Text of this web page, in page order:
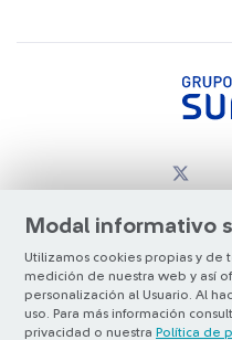
Modal informativo
Utilizamos cookies propias y de
medición de nuestra web y así
personalización al Usuario. Al
uso. Para más información
privacidad o nuestra Política de
© Copyright